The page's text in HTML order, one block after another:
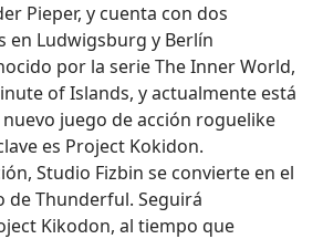
Pieper, y cuenta con dos
en Ludwigsburg y Berlín
por la serie The Inner World,
of Islands, y actualmente está
juego de acción roguelike
es Project Kokidon.
Studio Fizbin se convierte en el
de Thunderful. Seguirá
Kikodon, al tiempo que